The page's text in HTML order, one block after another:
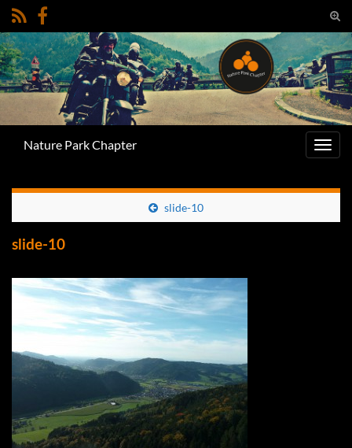
Search for:
Nature Park Chapter
slide-10
slide-10